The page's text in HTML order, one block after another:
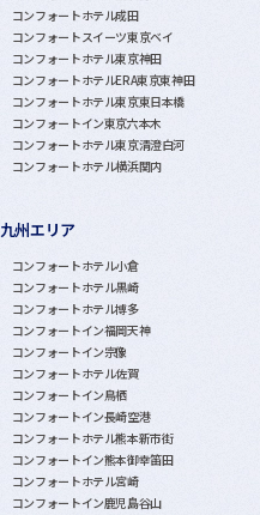
コンフォートホテル成田
コンフォートスイーツ東京ベイ
コンフォートホテル東京神田
コンフォートホテルERA東京東神田
コンフォートホテル東京東日本橋
コンフォートイン東京六本木
コンフォートホテル東京清澄白河
コンフォートホテル横浜関内
九州エリア
コンフォートホテル小倉
コンフォートホテル黒崎
コンフォートホテル博多
コンフォートイン福岡天神
コンフォートイン宗像
コンフォートホテル佐賀
コンフォートイン鳥栖
コンフォートイン長崎空港
コンフォートホテル熊本新市街
コンフォートイン熊本御幸笛田
コンフォートホテル宮崎
コンフォートイン鹿児島谷山